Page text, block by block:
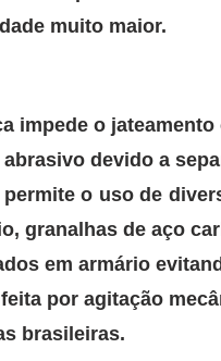
muito maior.
impede o
devido a
o uso de
granalhas de aço
em armário
por agitação
brasileiras.